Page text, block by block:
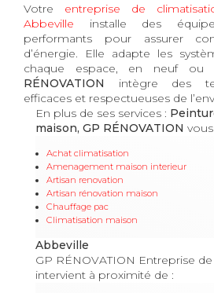
Votre entreprise de
Abbeville installe des
performants pour assurer
d’énergie. Elle adapte les
chaque espace, en neuf ou
RÉNOVATION
intègre des
efficaces et respectueuses de
En plus de ses services :
maison, GP RÉNOVATION
Achat climatisation
Amenagement maison interieur
Artisan renovation
Artisan rénovation maison
Chauffage pac
Climatisation maison
Abbeville
GP RÉNOVATION Entreprise
intervient à proximité de :